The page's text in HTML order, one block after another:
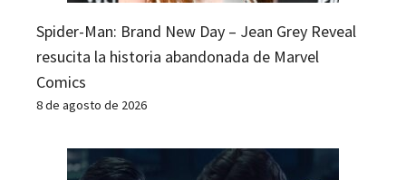
Spider-Man: Brand New Day – Jean Grey Reveal
resucita la historia abandonada de Marvel
Comics
8 de agosto de 2026